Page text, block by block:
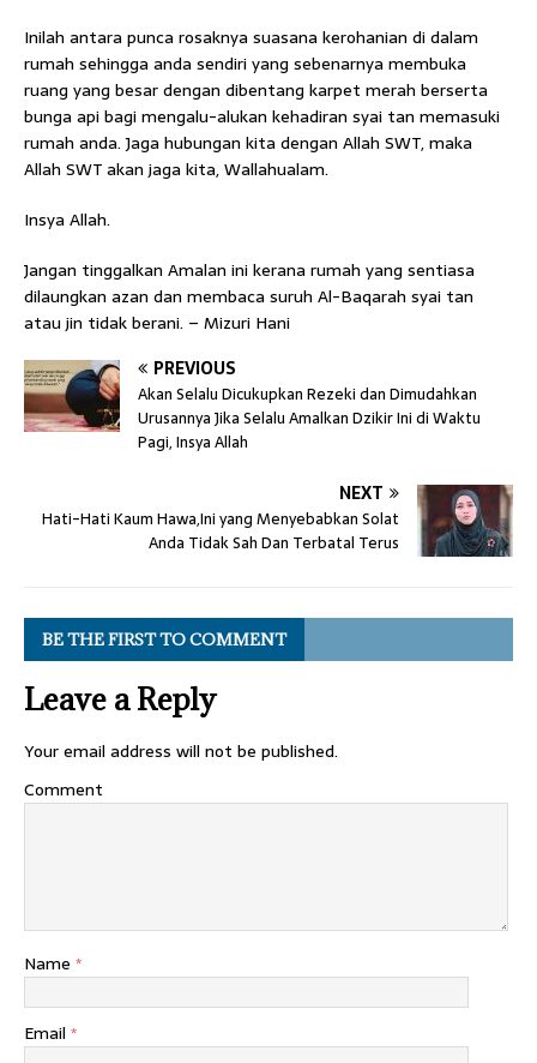
Inilah antara punca rosaknya suasana kerohanian di dalam
rumah sehingga anda sendiri yang sebenarnya membuka
ruang yang besar dengan dibentang karpet merah berserta
bunga api bagi mengalu-alukan kehadiran syai tan memasuki
rumah anda. Jaga hubungan kita dengan Allah SWT, maka
Allah SWT akan jaga kita, Wallahualam.
Insya Allah.
Jangan tinggalkan Amalan ini kerana rumah yang sentiasa
dilaungkan azan dan membaca suruh Al-Baqarah syai tan
atau jin tidak berani. – Mizuri Hani
PREVIOUS
Akan Selalu Dicukupkan Rezeki dan Dimudahkan
Urusannya Jika Selalu Amalkan Dzikir Ini di Waktu
Pagi, Insya Allah
NEXT
Hati-Hati Kaum Hawa,Ini yang Menyebabkan Solat
Anda Tidak Sah Dan Terbatal Terus
BE THE FIRST TO COMMENT
Leave a Reply
Your email address will not be published.
Comment
Name *
Email *